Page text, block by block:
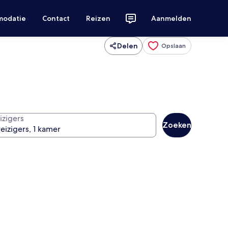
Contact Reizen Aanmelden
Delen Opslaan
Zoeken